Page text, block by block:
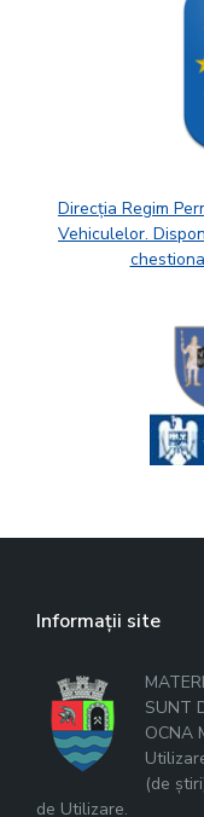
Direcția Regim
Vehiculelor.
Informații site
SUNT
OCNA
(de
de Utilizare.